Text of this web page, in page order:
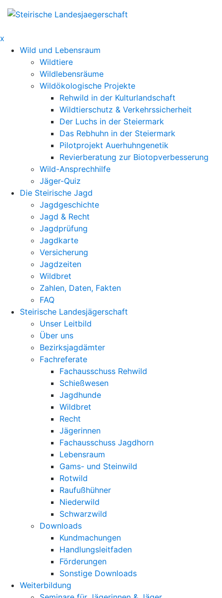
x
Wild und Lebensraum
Wildtiere
Wildlebensräume
Wildökologische Projekte
Rehwild in der Kulturlandschaft
Wildtierschutz & Verkehrssicherheit
Der Luchs in der Steiermark
Das Rebhuhn in der Steiermark
Pilotprojekt Auerhuhngenetik
Revierberatung zur Biotopverbesserung
Wild-Ansprechhilfe
Jäger-Quiz
Die Steirische Jagd
Jagdgeschichte
Jagd & Recht
Jagdprüfung
Jagdkarte
Versicherung
Jagdzeiten
Wildbret
Zahlen, Daten, Fakten
FAQ
Steirische Landesjägerschaft
Unser Leitbild
Über uns
Bezirksjagdämter
Fachreferate
Fachausschuss Rehwild
Schießwesen
Jagdhunde
Wildbret
Recht
Jägerinnen
Fachausschuss Jagdhorn
Lebensraum
Gams- und Steinwild
Rotwild
Raufußhühner
Niederwild
Schwarzwild
Downloads
Kundmachungen
Handlungsleitfaden
Förderungen
Sonstige Downloads
Weiterbildung